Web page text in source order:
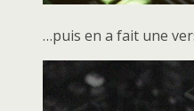
…puis en a fait une